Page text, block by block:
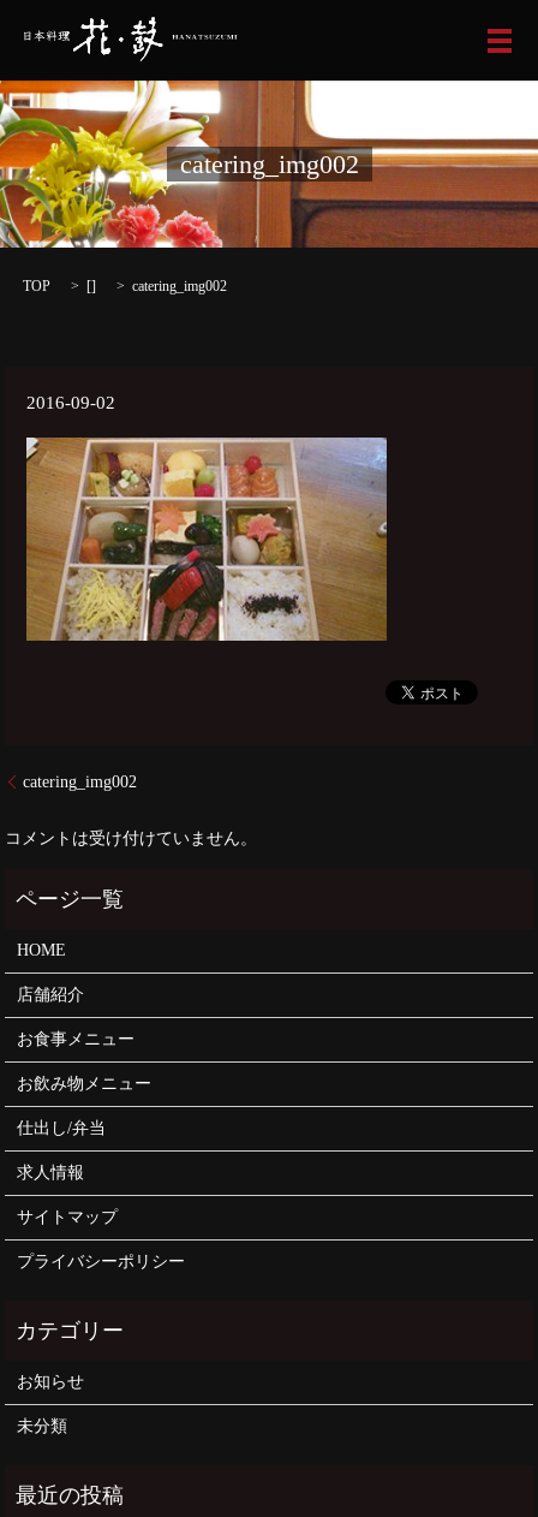
メ
catering_img002
TOP [] catering_img002
2016-09-02
catering_img002
コメントは受け付けていません。
HOME
店舗紹介
お食事メニュー
お飲み物メニュー
仕出し/弁当
求人情報
サイトマップ
プライバシーポリシー
お知らせ
未分類